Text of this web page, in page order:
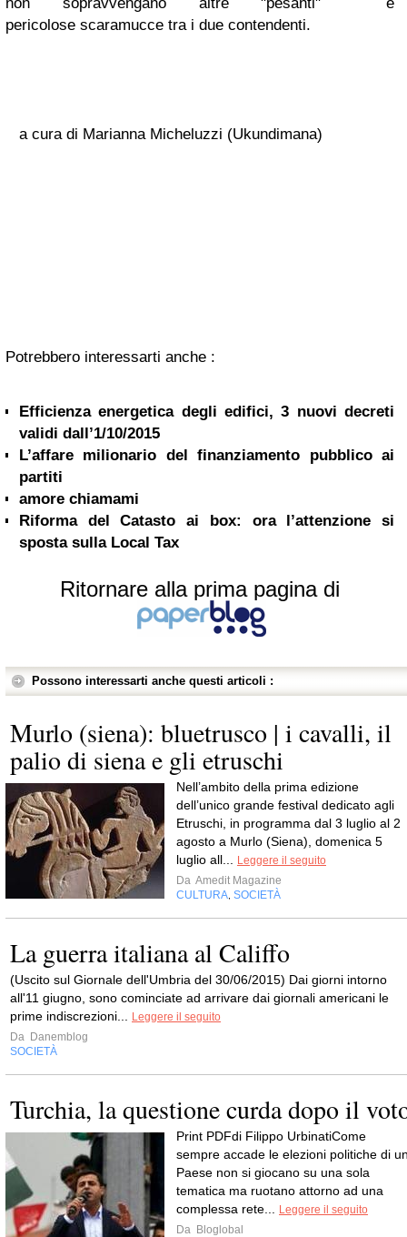
pericolose scaramucce tra i due contendenti.
a cura di Marianna Micheluzzi (Ukundimana)
Potrebbero interessarti anche :
Efficienza energetica degli edifici, 3 nuovi decreti
validi dall’1/10/2015
L’affare milionario del finanziamento pubblico ai
partiti
amore chiamami
Riforma del Catasto ai box: ora l’attenzione si
sposta sulla Local Tax
Ritornare alla prima pagina di
Possono interessarti anche questi articoli :
Murlo (siena): bluetrusco | i cavalli, il
palio di siena e gli etruschi
Nell’ambito della prima edizione
dell’unico grande festival dedicato agli
Etruschi, in programma dal 3 luglio al 2
agosto a Murlo (Siena), domenica 5
luglio all...
Leggere il seguito
Da Amedit Magazine
CULTURA SOCIETÀ
La guerra italiana al Califfo
(Uscito sul Giornale dell'Umbria del 30/06/2015) Dai giorni intorno
all'11 giugno, sono cominciate ad arrivare dai giornali americani le
prime indiscrezioni...
Leggere il seguito
Da Danemblog
SOCIETÀ
Turchia, la questione curda dopo il
Print PDFdi Filippo UrbinatiCome
sempre accade le elezioni politiche di
Paese non si giocano su una sola
tematica ma ruotano attorno ad una
complessa rete...
Leggere il seguito
Da Bloglobal